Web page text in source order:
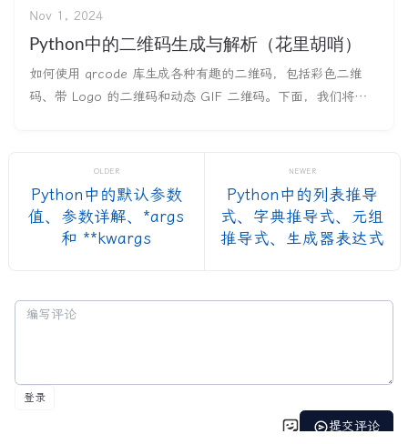
Nov 1, 2024
Python中的二维码生成与解析（花里胡哨）
如何使用 qrcode 库生成各种有趣的二维码，包括彩色二维
码、带 Logo 的二维码和动态 GIF 二维码。下面，我们将逐
持自定义功能，如颜色变化、样式设计和动画效果。
OLDER
Python中的默认参数
值、参数详解、*args
和 **kwargs
NEWER
Python中的列表推导
式、字典推导式、元组
推导式、生成器表达式